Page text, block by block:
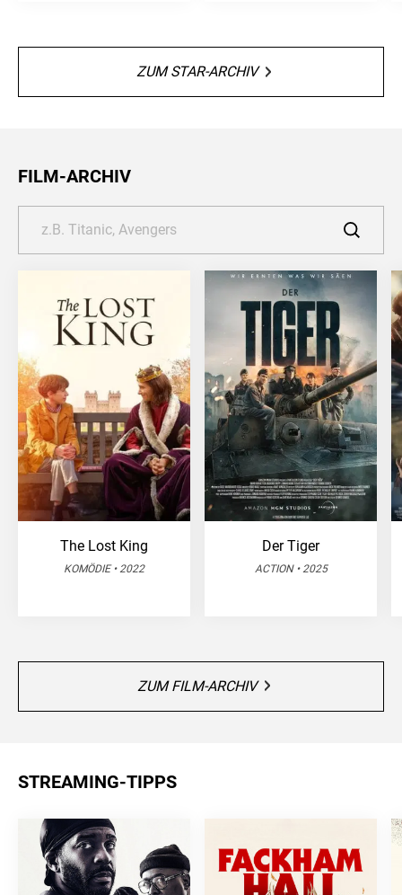
ZUM STAR-ARCHIV
FILM-ARCHIV
The Lost King
KOMÖDIE • 2022
Der Tiger
ACTION • 2025
ZUM FILM-ARCHIV
STREAMING-TIPPS